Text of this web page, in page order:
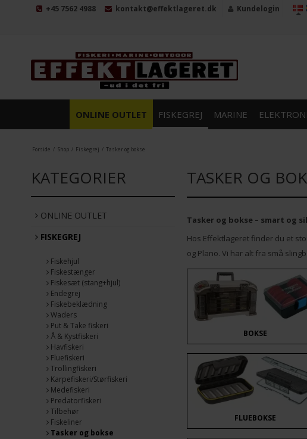
+45 7562 4988 kontakt@effektlageret.dk
Kundelogin
ONLINE OUTLET FISKEGREJ MARINE
Forside / Shop / Fiskegrej / Tasker og bokse
KATEGORIER
ONLINE OUTLET
FISKEGREJ
Fiskehjul
Fiskestænger
Fiskesæt (stang+hjul)
Endegrej
Fiskebeklædning
Waders
Put & Take fiskeri
Å & Kystfiskeri
Havfiskeri
Fluefiskeri
Trollingfiskeri
Karpefiskeri/Størfiskeri
Medefiskeri
Predatorfiskeri
Tilbehør
Fiskeliner
Tasker og bokse
TASKER OG
Tasker og bokse – smart og
Hos Effektlageret finder du et
og Plano. Vi har alt fra små
BOKSE
FLUEBOKSE